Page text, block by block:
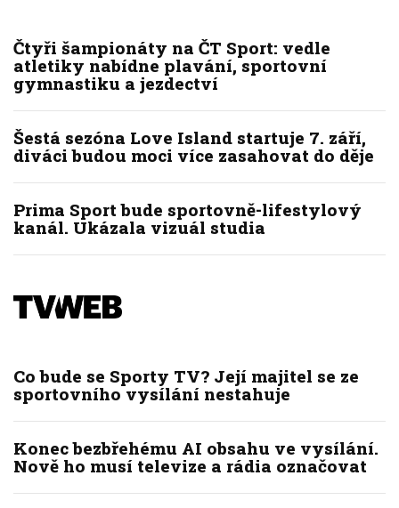
Čtyři šampionáty na ČT Sport: vedle
atletiky nabídne plavání, sportovní
gymnastiku a jezdectví
Šestá sezóna Love Island startuje 7. září,
diváci budou moci více zasahovat do děje
Prima Sport bude sportovně-lifestylový
kanál. Ukázala vizuál studia
Co bude se Sporty TV? Její majitel se ze
sportovního vysílání nestahuje
Konec bezbřehému AI obsahu ve vysílání.
Nově ho musí televize a rádia označovat